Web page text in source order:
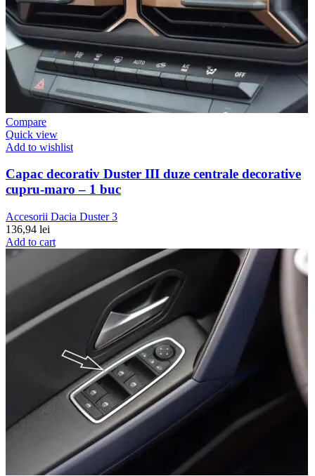
Compare
Quick view
Add to wishlist
Capac decorativ Duster III duze centrale decorative
cupru-maro – 1 buc
Accesorii Dacia Duster 3
136,94 lei
Add to cart